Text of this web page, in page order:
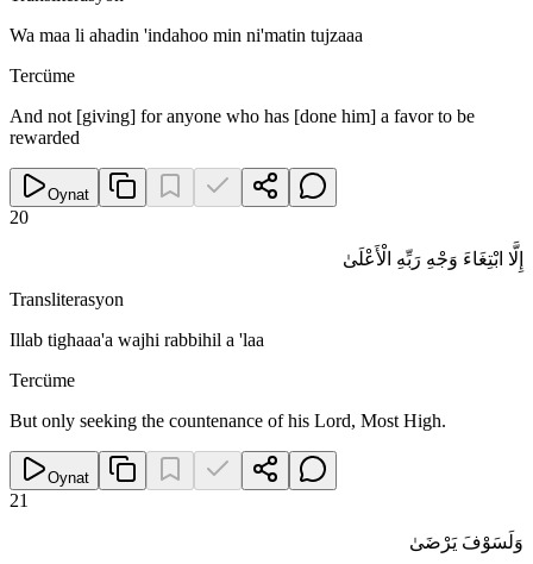
Wa maa li ahadin 'indahoo min ni'matin tujzaaa
Tercüme
And not [giving] for anyone who has [done him] a favor to be
rewarded
Oynat
20
إِلَّا ابْتِغَاءَ وَجْهِ رَبِّهِ الْأَعْلَىٰ
Transliterasyon
Illab tighaaa'a wajhi rabbihil a 'laa
Tercüme
But only seeking the countenance of his Lord, Most High.
Oynat
21
وَلَسَوْفَ يَرْضَىٰ